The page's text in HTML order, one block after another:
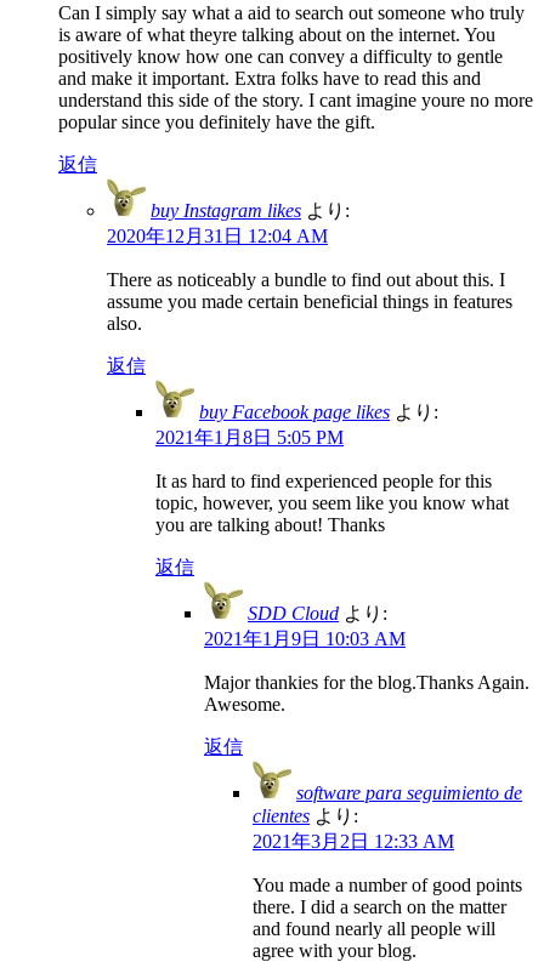
Can I simply say what a aid to search out someone who truly
is aware of what theyre talking about on the internet. You
positively know how one can convey a difficulty to gentle
and make it important. Extra folks have to read this and
understand this side of the story. I cant imagine youre no more
popular since you definitely have the gift.
返信
buy Instagram likes より:
2020年12月31日 12:04 AM
There as noticeably a bundle to find out about this. I
assume you made certain beneficial things in features
also.
返信
buy Facebook page likes より:
2021年1月8日 5:05 PM
It as hard to find experienced people for this
topic, however, you seem like you know what
you are talking about! Thanks
返信
SDD Cloud より:
2021年1月9日 10:03 AM
Major thankies for the blog.Thanks Again.
Awesome.
返信
software para seguimiento de
clientes より:
2021年3月2日 12:33 AM
You made a number of good points
there. I did a search on the matter
and found nearly all people will
agree with your blog.